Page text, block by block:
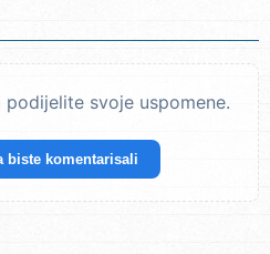
svoje uspomene.
biste komentarisali